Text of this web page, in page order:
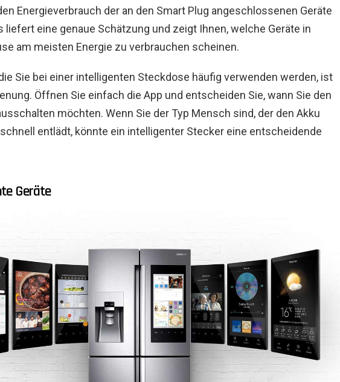
Energieverbrauch der an den Smart Plug angeschlossenen Geräte
liefert eine genaue Schätzung und zeigt Ihnen, welche Geräte in
am meisten Energie zu verbrauchen scheinen.
Sie bei einer intelligenten Steckdose häufig verwenden werden, ist
Öffnen Sie einfach die App und entscheiden Sie, wann Sie den
möchten. Wenn Sie der Typ Mensch sind, der den Akku
entlädt, könnte ein intelligenter Stecker eine entscheidende
Geräte